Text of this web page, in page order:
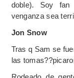
doble). Soy
venganza sea
Jon Snow
Tras q Sam se
las